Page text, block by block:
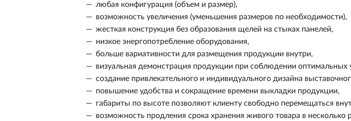
любая конфигурация (объем и размер),
возможность увеличения (уменьшения размеров по необходимости),
жесткая конструкция без образования щелей на стыках панелей,
низкое энергопотребление оборудования,
больше вариативности для размещения продукции внутри,
визуальная демонстрация продукции при соблюдении оптимальных
создание привлекательного и индивидуального дизайна
повышение удобства и сокращение времени выкладки продукции,
габариты по высоте позволяют клиенту свободно перемещаться
возможность продления срока хранения живого товара в несколько